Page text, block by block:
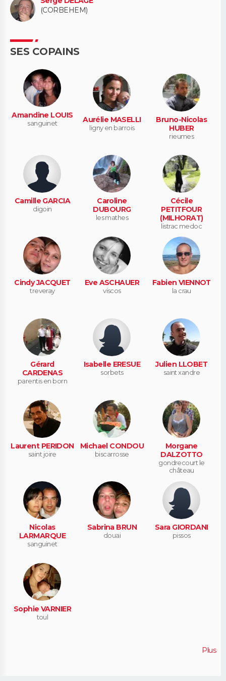
(CORBEHEM)
SES COPAINS
Amandine LOUIS
sanguinet Aurélie MASELLI
ligny en barrois
Bruno-Nicolas
HUBER
rieumes
Camille GARCIA
digoin
Caroline
DUBOURG
les mathes
Cécile
PETITFOUR
(MILHORAT)
listrac medoc
Cindy JACQUET
treveray
Eve ASCHAUER
viscos
Fabien VIENNOT
la crau
Gérard
CARDENAS
parentis en born
Isabelle ERESUE
sorbets
Julien LLOBET
saint xandre
Laurent PERIDON
saint joire
Michael CONDOU
biscarrosse
Morgane
DALZOTTO
gondrecourt le
château
Nicolas
LARMARQUE
sanguinet
Sabrina BRUN
douai
Sara GIORDANI
pissos
Sophie VARNIER
toul
Plus